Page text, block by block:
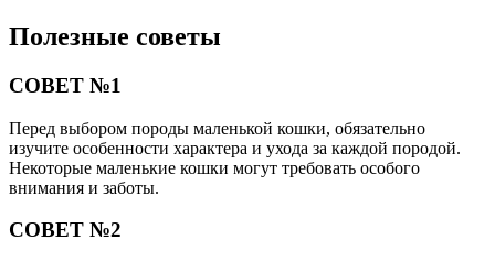
Полезные советы
СОВЕТ №1
Перед выбором породы маленькой кошки, обязательно
изучите особенности характера и ухода за каждой породой.
Некоторые маленькие кошки могут требовать особого
внимания и заботы.
СОВЕТ №2